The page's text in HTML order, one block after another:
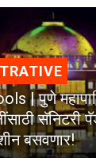
| पुणे
सॅनिटरी
बसवणार!